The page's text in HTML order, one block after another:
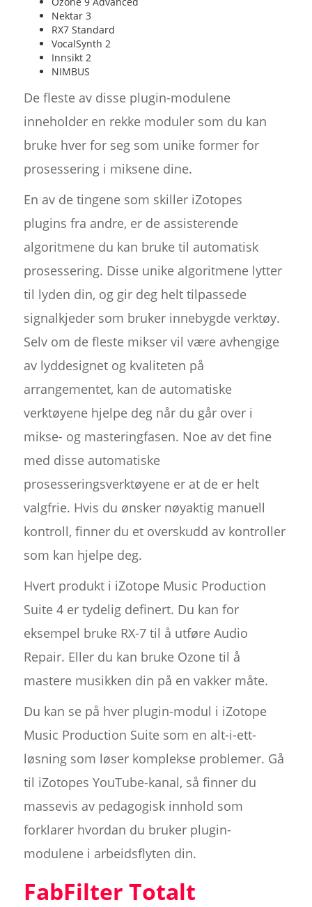
Nektar 3
RX7 Standard
VocalSynth 2
Innsikt 2
NIMBUS
De fleste av disse plugin-modulene
inneholder en rekke moduler som du kan
bruke hver for seg som unike former for
prosessering i miksene dine.
En av de tingene som skiller iZotopes
plugins fra andre, er de assisterende
algoritmene du kan bruke til automatisk
prosessering. Disse unike algoritmene lytter
til lyden din, og gir deg helt tilpassede
signalkjeder som bruker innebygde verktøy.
Selv om de fleste mikser vil være avhengige
av lyddesignet og kvaliteten på
arrangementet, kan de automatiske
verktøyene hjelpe deg når du går over i
mikse- og masteringfasen. Noe av det fine
med disse automatiske
prosesseringsverktøyene er at de er helt
valgfrie. Hvis du ønsker nøyaktig manuell
kontroll, finner du et overskudd av kontroller
som kan hjelpe deg.
Hvert produkt i iZotope Music Production
Suite 4 er tydelig definert. Du kan for
eksempel bruke RX-7 til å utføre Audio
Repair. Eller du kan bruke Ozone til å
mastere musikken din på en vakker måte.
Du kan se på hver plugin-modul i iZotope
Music Production Suite som en alt-i-ett-
løsning som løser komplekse problemer. Gå
til iZotopes YouTube-kanal, så finner du
massevis av pedagogisk innhold som
forklarer hvordan du bruker plugin-
modulene i arbeidsflyten din.
FabFilter Totalt